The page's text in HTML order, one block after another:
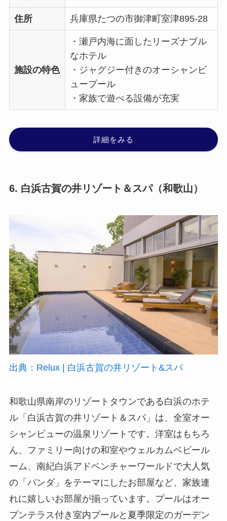
住所 兵庫県たつの市御津町室津895-28
施設の特色
・瀬戸内海に面したリーズナブル
なホテル
・ジャグジー付きのオーシャンビ
ュープール
・家族で遊べる設備が充実
詳細をみる
6. 白浜古賀の井リゾート＆スパ（和歌山）
出典：Relux | 白浜古賀の井リゾート&スパ
和歌山県南岸のリゾートタウンである白浜のホテ
ル「白浜古賀の井リゾート＆スパ」は、全室オー
シャンビューの温泉リゾートです。洋室はもちろ
ん、ファミリー向けの和室やウェルカムベビール
ーム、南紀白浜アドベンチャーワールドで大人気
の「パンダ」をテーマにしたお部屋など、家族連
れに嬉しいお部屋が揃っています。プールはオー
プンテラス付き室内プールと夏季限定のガーデン